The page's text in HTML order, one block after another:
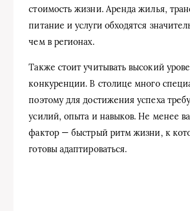
стоимость жизни. Аренда жилья,
питание и услуги обходятся
чем в регионах.
Также стоит учитывать высокий
конкуренции. В столице много
поэтому для достижения успеха
усилий, опыта и навыков. Не менее
фактор — быстрый ритм жизни, к
готовы адаптироваться.